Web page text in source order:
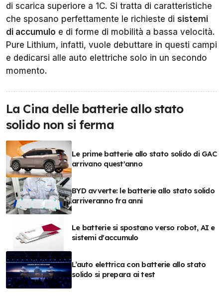
di scarica superiore a 1C. Si tratta di caratteristiche
che sposano perfettamente le richieste di sistemi
di accumulo e di forme di mobilità a bassa velocità.
Pure Lithium, infatti, vuole debuttare in questi campi
e dedicarsi alle auto elettriche solo in un secondo
momento.
La Cina delle batterie allo stato
solido non si ferma
Le prime batterie allo stato solido di GAC
arrivano quest'anno
BYD avverte: le batterie allo stato solido
arriveranno fra anni
Le batterie si spostano verso robot, AI e
sistemi d'accumulo
L’auto elettrica con batterie allo stato
solido si prepara ai test